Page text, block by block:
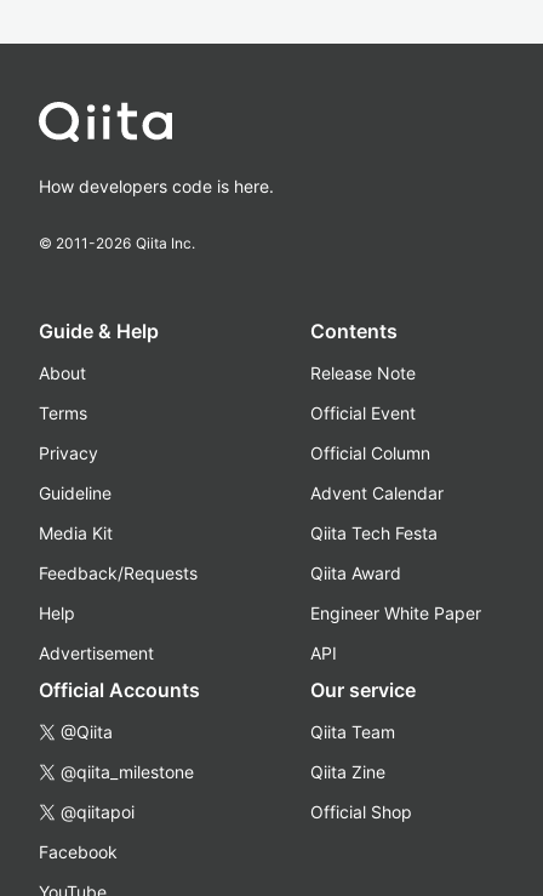
How developers code is here.
© 2011-2026 Qiita Inc.
Guide & Help
About
Terms
Privacy
Guideline
Media Kit
Feedback/Requests
Help
Advertisement
Contents
Release Note
Official Event
Official Column
Advent Calendar
Qiita Tech Festa
Qiita Award
Engineer White Paper
API
Official Accounts
@Qiita
@qiita_milestone
@qiitapoi
Facebook
YouTube
Our service
Qiita Team
Qiita Zine
Official Shop